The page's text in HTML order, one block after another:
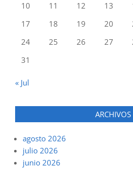
10
11 12 13
17
18 19 20
24
25 26 27
31
« Jul
ARCHIVOS
agosto 2026
julio 2026
junio 2026